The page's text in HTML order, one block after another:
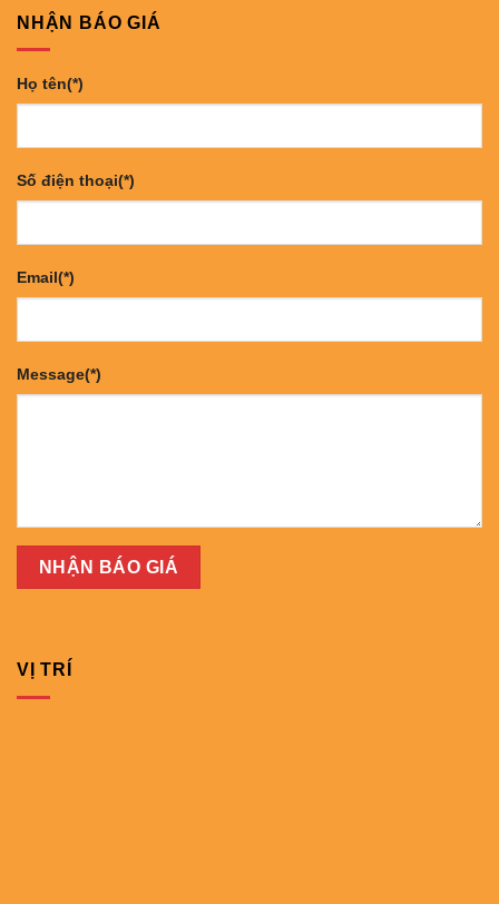
NHẬN BÁO GIÁ
Họ tên(*)
Số điện thoại(*)
Email(*)
Message(*)
VỊ TRÍ